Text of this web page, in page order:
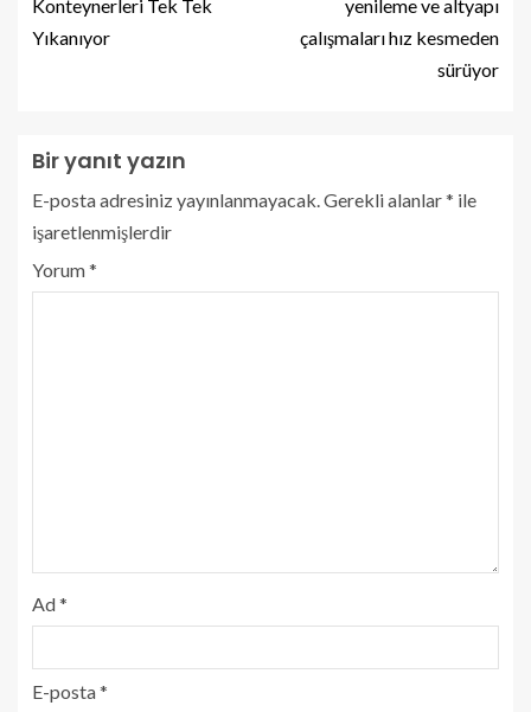
Konteynerleri Tek Tek
Yıkanıyor
yenileme ve altyapı
çalışmaları hız kesmeden
sürüyor
Bir yanıt yazın
E-posta adresiniz yayınlanmayacak. Gerekli alanlar* ile
işaretlenmişlerdir
Yorum*
Ad*
E-posta*